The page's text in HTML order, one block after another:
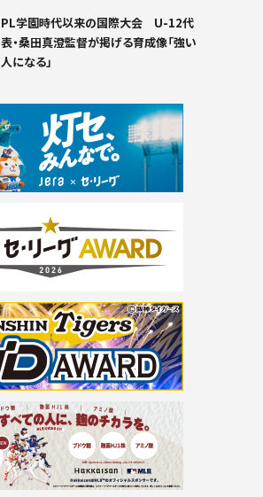
PL学園時代以来の国際大会 U-12代
表・桑田真澄監督が掲げる育成像「強い
人になる」